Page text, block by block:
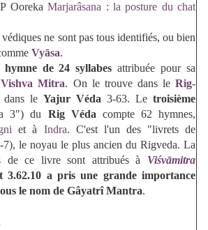
OorekaMarjarâsana : la posture du chat
ne sont pas tous identifiés, ou bien
Vyāsa.
de 24 syllabes attribuée pour sa
Vishva Mitra. On le trouve dans leRig-
le Yajur Véda 3-63. Le troisième
3") du Rig Védacompte 62 hymnes,
et à Indra. C'est l'un des "livrets de
le noyau le plus ancien du Rigveda. La
de ce livre sont attribués à Viśvāmitra
3.62.10 a pris une grande importance
le nom de Gâyatrî Mantra.